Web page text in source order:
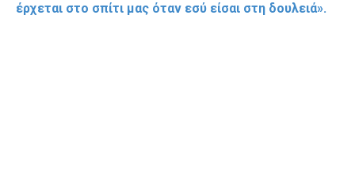
έρχεται στο σπίτι μας όταν εσύ είσαι στη δουλειά».